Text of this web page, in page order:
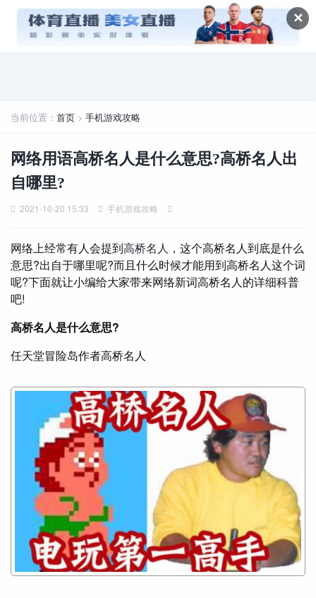
✕
当前位置： 首页 > 手机游戏攻略
网络用语高桥名人是什么意思?高桥名人出
自哪里?
2021-10-20 15:33 手机游戏攻略
网络上经常有人会提到高桥名人 ，这个高桥名人到底是什么
意思?出自于哪里呢?而且什么时候才能用到高桥名人这个词
呢?下面就让小编给大家带来网络新词高桥名人的详细科普
吧!
高桥名人是什么意思?
任‌​​​​‌​‌‌‌​‌​‌‌‌​‌‌‌‌​天堂冒险岛作者高桥名人